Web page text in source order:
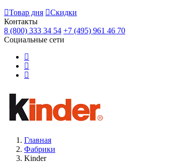
Товар дня
Скидки
Контакты
8 (800) 333 34 54 +7 (495) 961 46 70
Социальные сети
Главная
Фабрики
Kinder